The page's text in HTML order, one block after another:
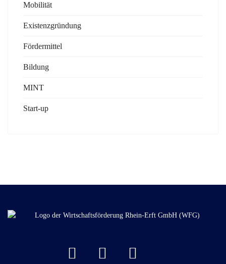
Mobilität
Existenzgründung
Fördermittel
Bildung
MINT
Start-up